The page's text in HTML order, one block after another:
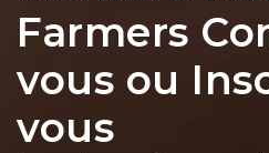
Farmers
vous ou
vous